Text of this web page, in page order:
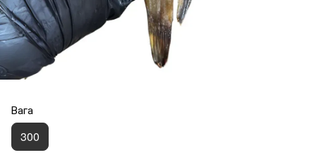
Вага
300